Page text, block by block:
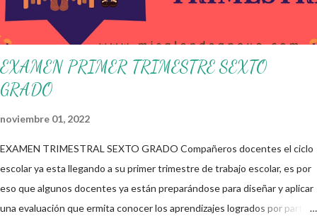
en la escuela y con la comunidad, a fin de atender las problemáticas
identificadas. Compañeros docentes en est...
EXAMEN PRIMER TRIMESTRE SEXTO
GRADO
noviembre 01, 2022
EXAMEN TRIMESTRAL SEXTO GRADO Compañeros docentes el ciclo
escolar ya esta llegando a su primer trimestre de trabajo escolar, es por
eso que algunos docentes ya están preparándose para diseñar y aplicar
una evaluación que ermita conocer los aprendizajes logrados por parte